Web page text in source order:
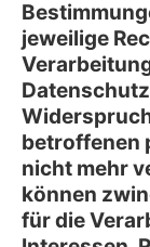
jeweilige
betroffenen
nicht mehr
können
für die